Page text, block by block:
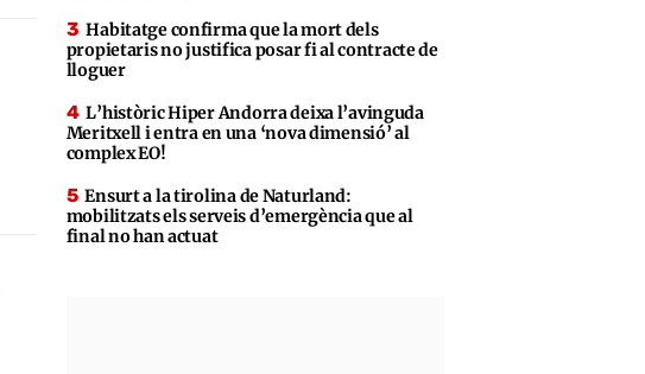
Habitatge confirma que la mort dels
propietaris no justifica posar fi al contracte de
lloguer
L’històric Hiper Andorra deixa l’avinguda
Meritxell i entra en una ‘nova dimensió’ al
complex EO!
Ensurt a la tirolina de Naturland:
mobilitzats els serveis d’emergència que al
final no han actuat